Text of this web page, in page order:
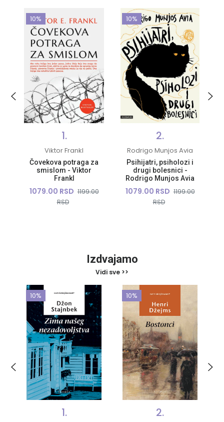
10%
1.
Viktor Frankl
Čovekova potraga za
smislom - Viktor
Frankl
1079.00 RSD 1199.00
RSD
10%
2.
Rodrigo Munjos Avia
Psihijatri, psiholozi i
drugi bolesnici -
Rodrigo Munjos Avia
1079.00 RSD 1199.00
RSD
Izdvajamo
Vidi sve >>
10%
1.
10%
2.